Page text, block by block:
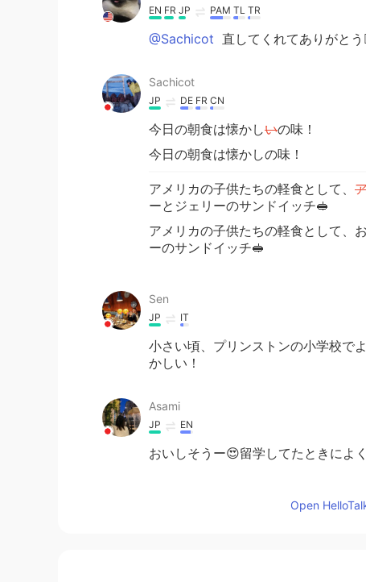
EN FR JP PAM TL TR
@Sachicot 直してくれてありがとう
Sachicot
JP DE FR CN
今日の朝食は懐かしいの味！
今日の朝食は懐かしの味！
アメリカの子供たちの軽食として、
ーとジェリーのサンドイッチ🥪
アメリカの子供たちの軽食として、
ーのサンドイッチ🥪
Sen
JP IT
小さい頃、プリンストンの小学校で
かしい！
Asami
JP EN
おいしそうー😍留学してたときによ
Open